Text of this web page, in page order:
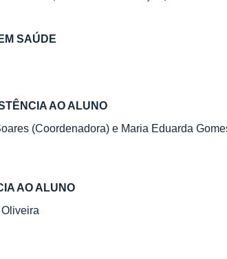
SAÚDE
AO ALUNO
(Coordenadora) e Maria Eduarda
AO ALUNO